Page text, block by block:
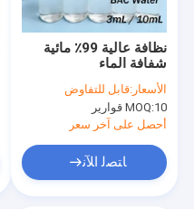
نظافة عالية 99٪ مائية
شفافة الماء
البكتيريستاتيكي في
أقراص متعددة الأحجام
لإعادة تكوين المختبر
الأسعار:قابل للتفاوض
MOQ:10 قوارير
أحصل على آخر سعر
ﺎﺘﺼﻟ ﺍﻶﻧ